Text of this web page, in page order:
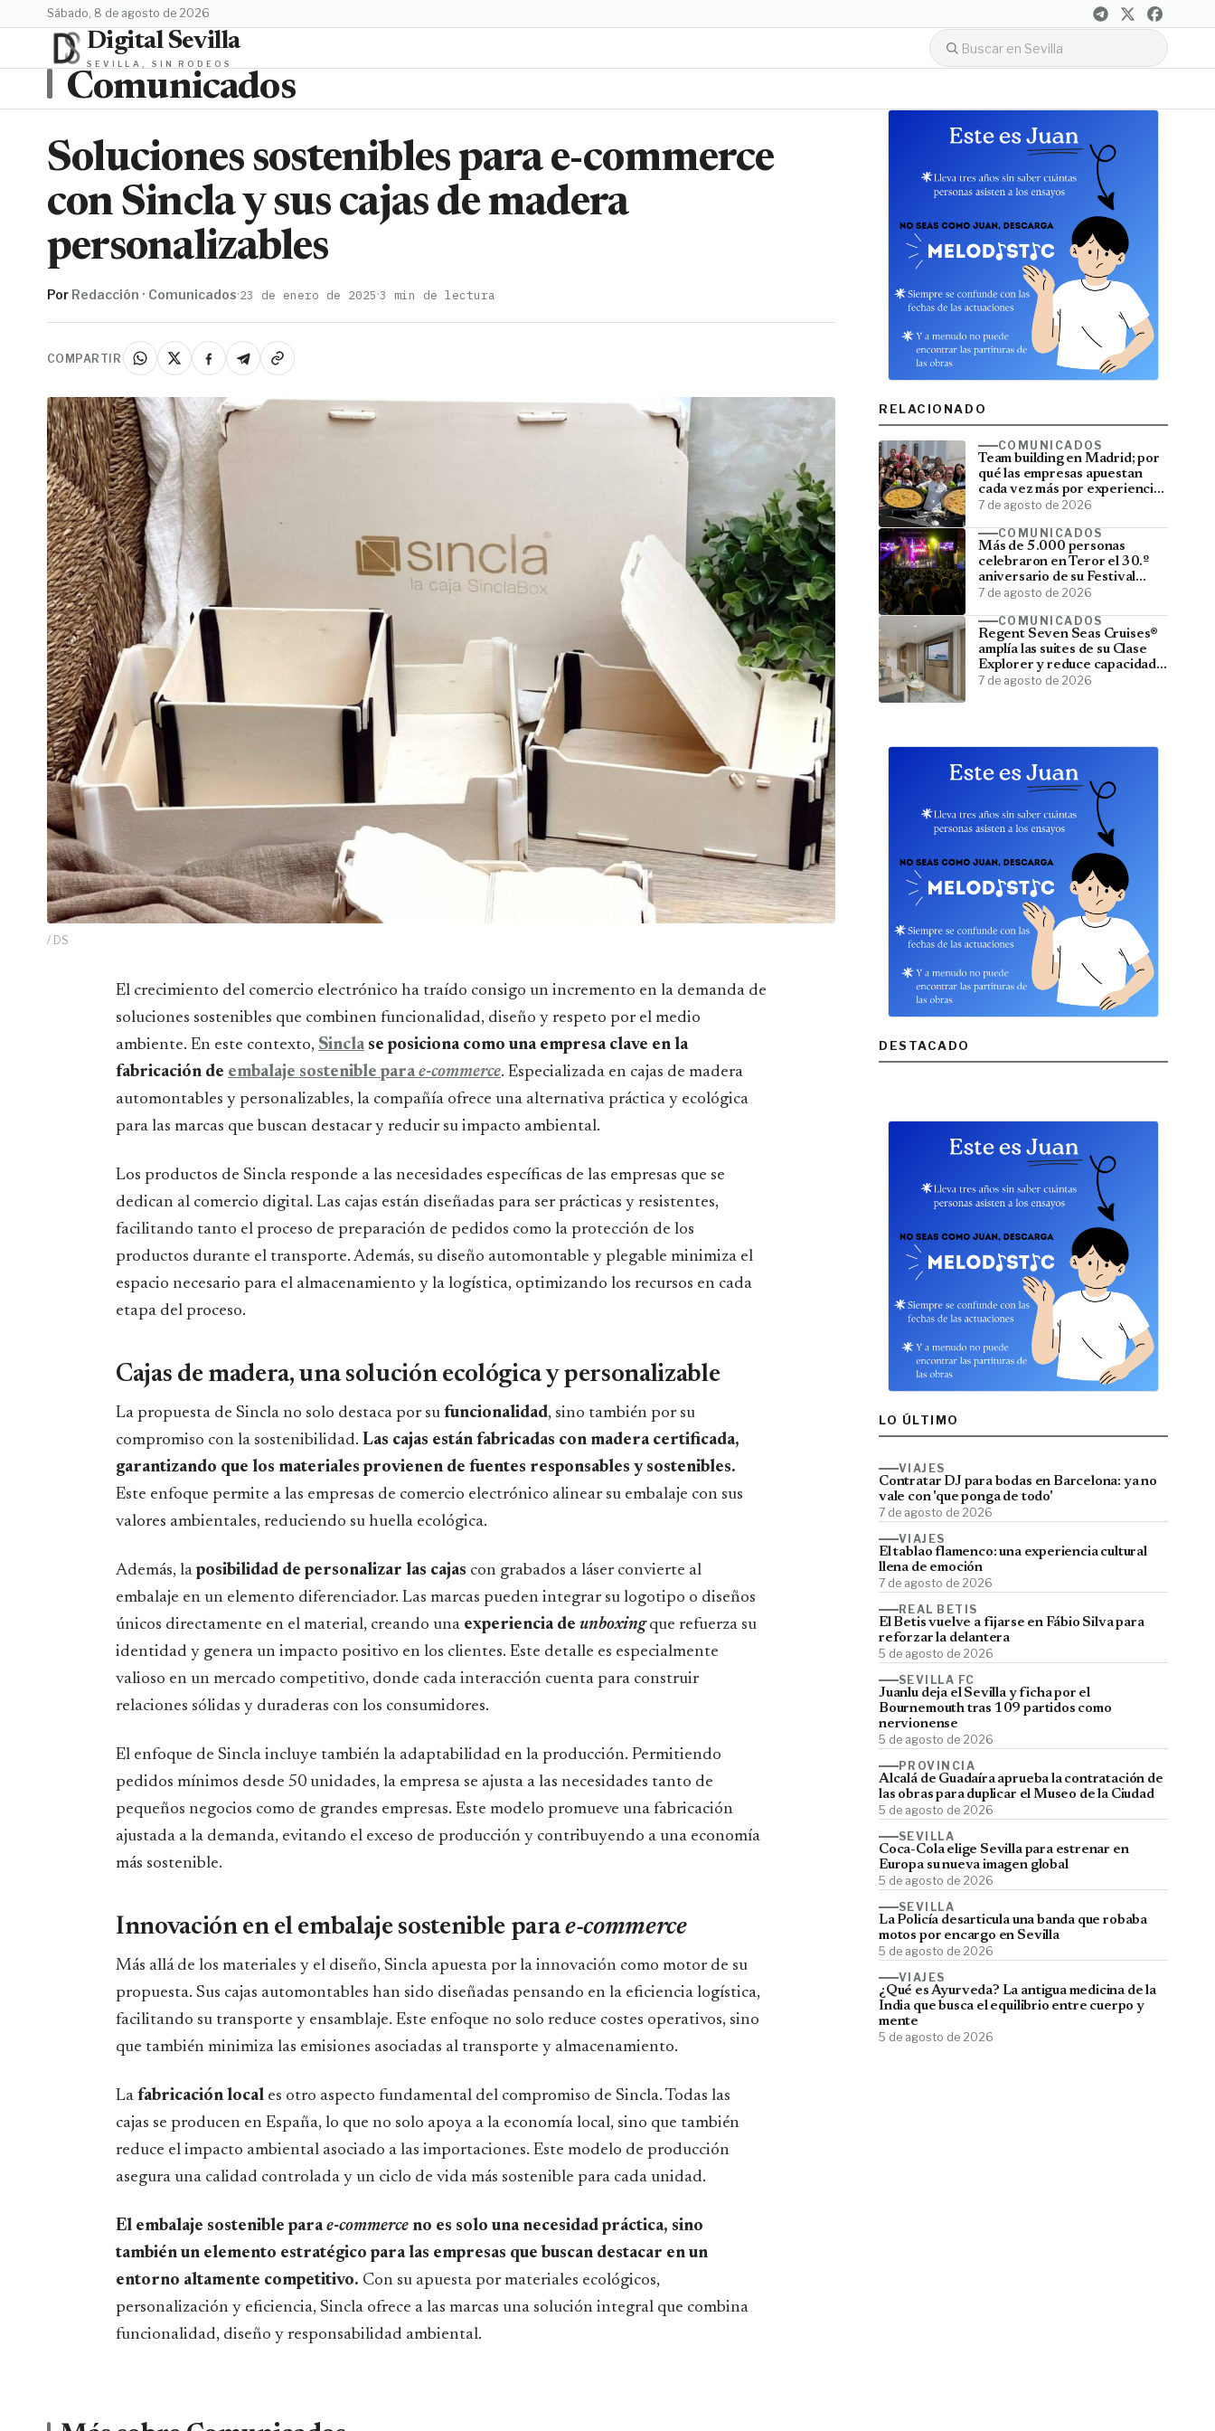
sábado, 8 de agosto de 2026
Digital Sevilla
SEVILLA, SIN RODEOS
Comunicados
Soluciones sostenibles para e-commerce
con Sincla y sus cajas de madera
personalizables
Por Redacción · Comunicados·23 de enero de 2025·3 min de lectura
COMPARTIR
/ DS
El crecimiento del comercio electrónico ha traído consigo un incremento en la demanda de
soluciones sostenibles que combinen funcionalidad, diseño y respeto por el medio
ambiente. En este contexto, Sinclase posiciona como una empresa clave en la
fabricación de embalaje sostenible parae-commerce. Especializada en cajas de madera
automontables y personalizables, la compañía ofrece una alternativa práctica y ecológica
para las marcas que buscan destacar y reducir su impacto ambiental.
Los productos de Sincla responde a las necesidades específicas de las empresas que se
dedican al comercio digital. Las cajas están diseñadas para ser prácticas y resistentes,
facilitando tanto el proceso de preparación de pedidos como la protección de los
productos durante el transporte. Además, su diseño automontable y plegable minimiza el
espacio necesario para el almacenamiento y la logística, optimizando los recursos en cada
etapa del proceso.
Cajas de madera, una solución ecológica y personalizable
La propuesta de Sincla no solo destaca por su funcionalidad, sino también por su
compromiso con la sostenibilidad. Las cajas están fabricadas con madera certificada,
garantizando que los materiales provienen de fuentes responsables y sostenibles.
Este enfoque permite a las empresas de comercio electrónico alinear su embalaje con sus
valores ambientales, reduciendo su huella ecológica.
Además, laposibilidad de personalizar las cajas con grabados a láser convierte al
embalaje en un elemento diferenciador. Las marcas pueden integrar su logotipo o diseños
únicos directamente en el material, creando una experiencia de unboxing que refuerza su
identidad y genera un impacto positivo en los clientes. Este detalle es especialmente
valioso en un mercado competitivo, donde cada interacción cuenta para construir
relaciones sólidas y duraderas con los consumidores.
El enfoque de Sincla incluye también la adaptabilidad en la producción. Permitiendo
pedidos mínimos desde 50 unidades, la empresa se ajusta a las necesidades tanto de
pequeños negocios como de grandes empresas. Este modelo promueve una fabricación
ajustada a la demanda, evitando el exceso de producción y contribuyendo a una economía
más sostenible.
Innovación en el embalaje sostenible parae-commerce
Más allá de los materiales y el diseño, Sincla apuesta por la innovación como motor de su
propuesta. Sus cajas automontables han sido diseñadas pensando en la eficiencia logística,
facilitando su transporte y ensamblaje. Este enfoque no solo reduce costes operativos, sino
que también minimiza las emisiones asociadas al transporte y almacenamiento.
La fabricación local es otro aspecto fundamental del compromiso de Sincla. Todas las
cajas se producen en España, lo que no solo apoya a la economía local, sino que también
reduce el impacto ambiental asociado a las importaciones. Este modelo de producción
asegura una calidad controlada y un ciclo de vida más sostenible para cada unidad.
El embalaje sostenible parae-commerce no es solo una necesidad práctica, sino
también un elemento estratégico para las empresas que buscan destacar en un
entorno altamente competitivo. Con su apuesta por materiales ecológicos,
personalización y eficiencia, Sincla ofrece a las marcas una solución integral que combina
funcionalidad, diseño y responsabilidad ambiental.
RELACIONADO
COMUNICADOS
Team building en Madrid; por
qué las empresas apuestan
cada vez más por experiencias
que fortalecen sus equipos
7 de agosto de 2026
COMUNICADOS
Más de 5.000 personas
celebraron en Teror el 30.º
aniversario de su Festival
Latino
7 de agosto de 2026
COMUNICADOS
Regent Seven Seas Cruises®
amplía las suites de su Clase
Explorer y reduce capacidad;
menos pasajeros, más espacio
7 de agosto de 2026
DESTACADO
LO ÚLTIMO
VIAJES
Contratar DJ para bodas en Barcelona: ya no
vale con 'que ponga de todo'
7 de agosto de 2026
VIAJES
El tablao flamenco: una experiencia cultural
llena de emoción
7 de agosto de 2026
REAL BETIS
El Betis vuelve a fijarse en Fábio Silva para
reforzar la delantera
5 de agosto de 2026
SEVILLA FC
Juanlu deja el Sevilla y ficha por el
Bournemouth tras 109 partidos como
nervionense
5 de agosto de 2026
PROVINCIA
Alcalá de Guadaíra aprueba la contratación de
las obras para duplicar el Museo de la Ciudad
5 de agosto de 2026
SEVILLA
Coca-Cola elige Sevilla para estrenar en
Europa su nueva imagen global
5 de agosto de 2026
SEVILLA
La Policía desarticula una banda que robaba
motos por encargo en Sevilla
5 de agosto de 2026
VIAJES
¿Qué es Ayurveda? La antigua medicina de la
India que busca el equilibrio entre cuerpo y
mente
5 de agosto de 2026